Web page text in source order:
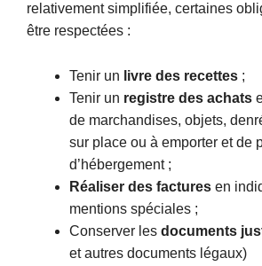
relativement simplifiée, certaines
être respectées :
Tenir un livre des recettes ;
Tenir un registre des achats
de marchandises, objets,
sur place ou à emporter et de
d’hébergement ;
Réaliser des factures en
mentions spéciales ;
Conserver les documents
et autres documents légaux)